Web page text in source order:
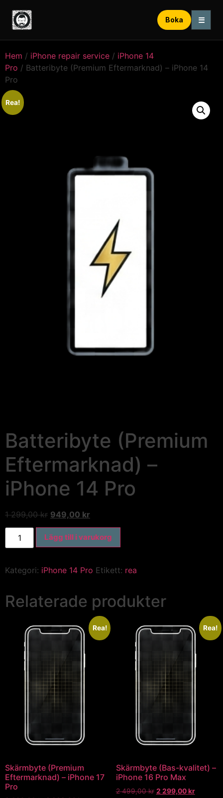
Boka ☰
Hem / iPhone repair service / iPhone 14
Pro / Batteribyte (Premium Eftermarknad) – iPhone 14
Pro
Rea!
Batteribyte (Premium
Eftermarknad) –
iPhone 14 Pro
1 299,00kr 949,00 kr
Lägg till i varukorg
Kategori: iPhone 14 Pro Etikett: rea
Relaterade produkter
Rea!
Skärmbyte (Premium
Eftermarknad) – iPhone 17
Pro
Rea!
Skärmbyte (Bas-kvalitet) –
iPhone 16 Pro Max
2 499,00kr 2 299,00kr